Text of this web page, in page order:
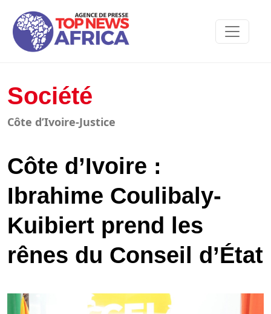
Société
Côte d’Ivoire-Justice
Côte d’Ivoire :
Ibrahime Coulibaly-
Kuibiert prend les
rênes du Conseil d’État